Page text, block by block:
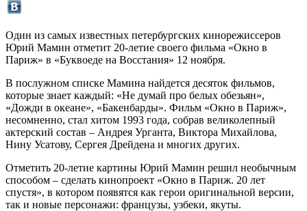
Один из самых известных петербургских кинорежиссеров
Юрий Мамин отметит 20-летие своего фильма «Окно в
Париж» в «Буквоеде на Восстания» 12 ноября.
В послужном списке Мамина найдется десяток фильмов,
которые знает каждый: «Не думай про белых обезьян»,
«Дожди в океане», «Бакенбарды». Фильм «Окно в Париж»,
несомненно, стал хитом 1993 года, собрав великолепный
актерский состав – Андрея Урганта, Виктора Михайлова,
Нину Усатову, Сергея Дрейдена и многих других.
Отметить 20-летие картины Юрий Мамин решил необычным
способом – сделать кинопроект «Окно в Париж. 20 лет
спустя», в котором появятся как герои оригинальной версии,
так и новые персонажи: французы, узбеки, якуты.